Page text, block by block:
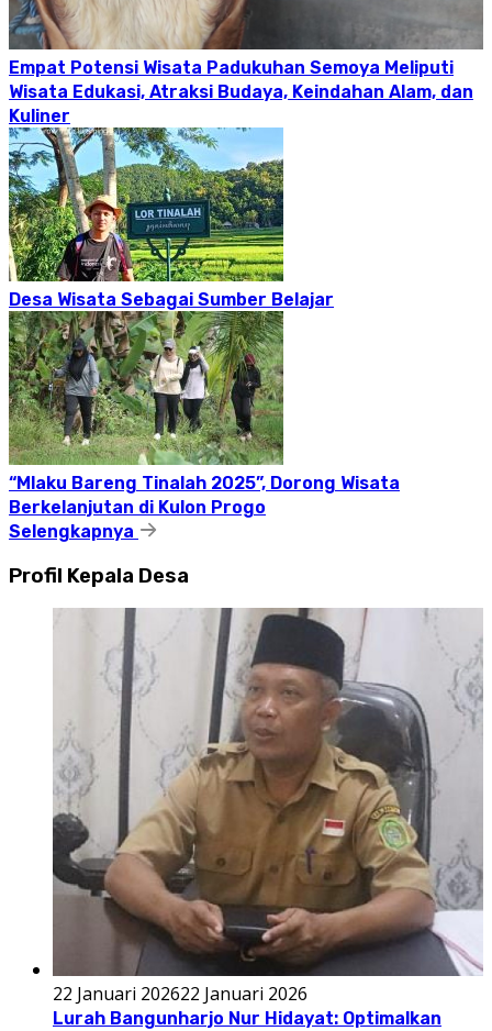
Empat Potensi Wisata Padukuhan Semoya Meliputi
Wisata Edukasi, Atraksi Budaya, Keindahan Alam, dan
Kuliner
Desa Wisata Sebagai Sumber Belajar
“Mlaku Bareng Tinalah 2025”, Dorong Wisata
Berkelanjutan di Kulon Progo
Selengkapnya
Profil Kepala Desa
22 Januari 202622 Januari 2026
Lurah Bangunharjo Nur Hidayat: Optimalkan